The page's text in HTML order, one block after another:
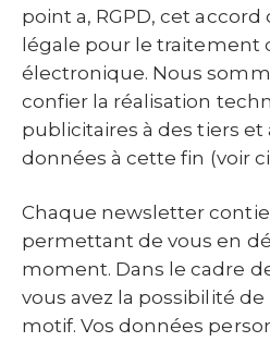
point a, RGPD, cet
légale pour le traitement
électronique. Nous
confier la réalisation
publicitaires à des tiers
données à cette fin (voir
Chaque newsletter
permettant de vous en
moment. Dans le cadre
vous avez la possibilité
motif. Vos données